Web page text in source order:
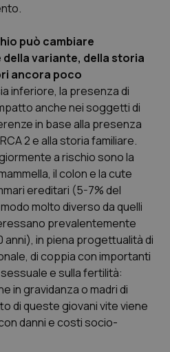
di Bolzano
di Trento
può cambiare
variante, della storia
ancora poco
inferiore, la presenza di
anche nei soggetti di
in base alla presenza
2 e alla storia familiare.
a rischio sono la
il colon e la cute
ereditari (5-7% del
molto diverso da quelli
prevalentemente
in piena progettualità di
di coppia con importanti
e sulla fertilità:
in gravidanza o madri di
di queste giovani vite viene
danni e costi socio-